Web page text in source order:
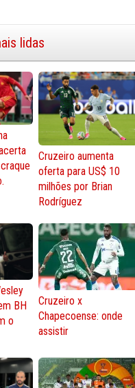
lidas
Cruzeiro aumenta
oferta para US$ 10
milhões por Brian
Rodríguez
BH
o
Cruzeiro x
Chapecoense: onde
assistir